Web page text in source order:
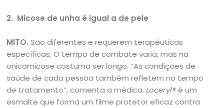
2. Micose de unha é igual a de pele
MITO. São diferentes e requerem terapêuticas
específicas. O tempo de combate varia, mas na
onicomicose costuma ser longo. “As condições de
saúde de cada pessoa também refletem no tempo
de tratamento”, comenta a médica.Loceryl®é um
esmalte que forma um filme protetor eficaz contra